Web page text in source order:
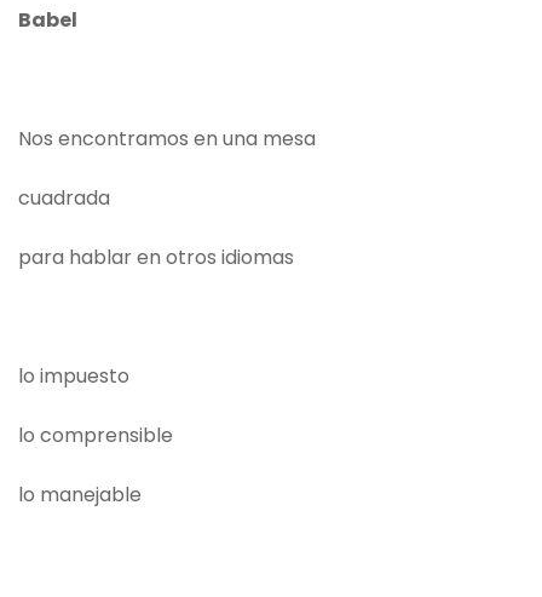
Babel
Nos encontramos en una mesa
cuadrada
para hablar en otros idiomas
lo impuesto
lo comprensible
lo manejable